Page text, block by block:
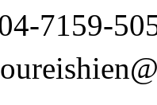
7159-